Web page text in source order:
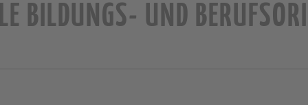
BILDUNGS- UND